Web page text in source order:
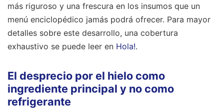
más riguroso y una frescura en los insumos que un
menú enciclopédico jamás podrá ofrecer. Para mayor
detalles sobre este desarrollo, una cobertura
exhaustivo se puede leer en Hola!.
El desprecio por el hielo como
ingrediente principal y no como
refrigerante